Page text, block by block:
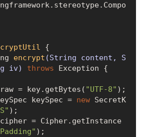
{
encrypt (String content, S
iv)
throws Exception {
= key.getBytes( "UTF-8" );
keySpec =
new SecretK
);
);